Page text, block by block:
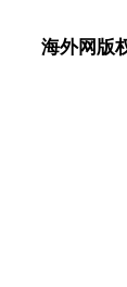
海外网版